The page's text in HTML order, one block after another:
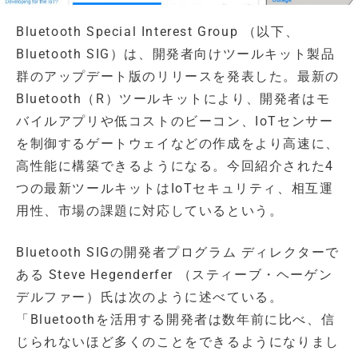
Bluetooth Special Interest Group （以下、
Bluetooth SIG）は、開発者向けツールキット製品
群のアップデート版のリリースを発表した。最新の
Bluetooth（R）ツールキットにより、開発者はモ
バイルアプリや低コストのビーコン、IoTセンサー
を制御するゲートウェイなどの作成をより高速に、
高性能に構築できるようになる。今回紹介された4
つの最新ツールキットはIoTセキュリティ、相互運
用性、市場の課題に対応しているという。
Bluetooth SIGの開発者プログラム ディレクターで
ある Steve Hegenderfer （スティーブ・ヘーゲン
デルファー）氏は次のように述べている。
「Bluetoothを活用する開発者は数年前に比べ、信
じられないほど多くのことをできるようになりまし